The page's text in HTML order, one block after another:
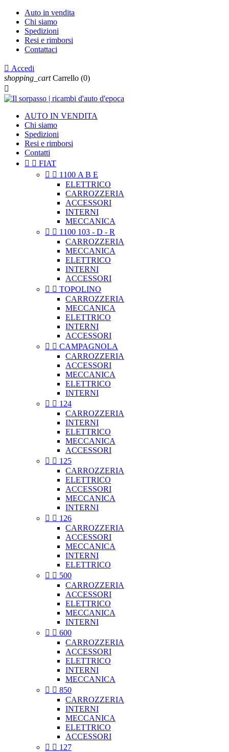
Auto in vendita
Chi siamo
Spedizioni
Resi e rimborsi
Contattaci
 Accedi
shopping_cart Carrello (0)

AUTO IN VENDITA
Chi siamo
Spedizioni
Resi e rimborsi
Contatti
  FIAT
  1100 A B E
ELETTRICO
CARROZZERIA
ACCESSORI
INTERNI
MECCANICA
  1100 103 - D - R
CARROZZERIA
MECCANICA
ELETTRICO
INTERNI
ACCESSORI
  TOPOLINO
CARROZZERIA
MECCANICA
ELETTRICO
INTERNI
ACCESSORI
  CAMPAGNOLA
CARROZZERIA
ACCESSORI
MECCANICA
ELETTRICO
INTERNI
  124
CARROZZERIA
INTERNI
ELETTRICO
MECCANICA
ACCESSORI
  125
CARROZZERIA
ELETTRICO
ACCESSORI
MECCANICA
INTERNI
  126
CARROZZERIA
ACCESSORI
MECCANICA
INTERNI
ELETTRICO
  500
CARROZZERIA
ACCESSORI
ELETTRICO
MECCANICA
INTERNI
  600
CARROZZERIA
ACCESSORI
ELETTRICO
INTERNI
MECCANICA
  850
CARROZZERIA
INTERNI
MECCANICA
ELETTRICO
ACCESSORI
  127